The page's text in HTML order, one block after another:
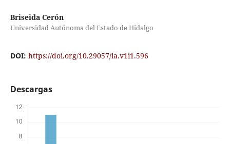
Briseida Cerón
Universidad Autónoma del Estado de Hidalgo
DOI: https://doi.org/10.29057/ia.v1i1.596
Descargas